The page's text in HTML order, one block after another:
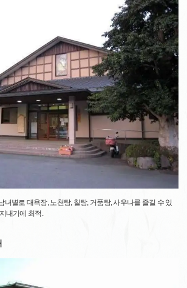
녀별로 대욕장, 노천탕, 칠탕, 거품탕, 사우나를 즐길 수 있
내기에 최적.